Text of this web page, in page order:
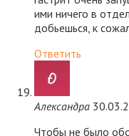
ими ничего в
добьешься, к
Ответить
Александра
Чтобы не было